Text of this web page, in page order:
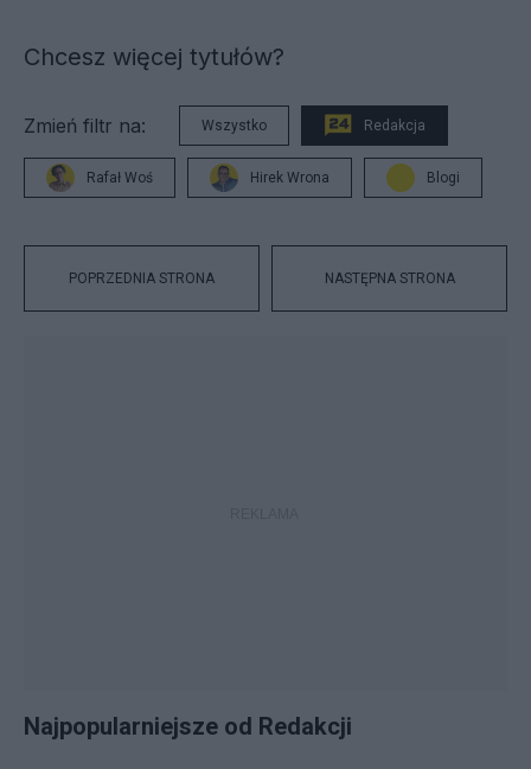
Chcesz więcej tytułów?
Zmień filtr na: Wszystko Redakcja
Rafał Woś Hirek Wrona Blogi
POPRZEDNIA STRONA NASTĘPNA STRONA
Najpopularniejsze od Redakcji